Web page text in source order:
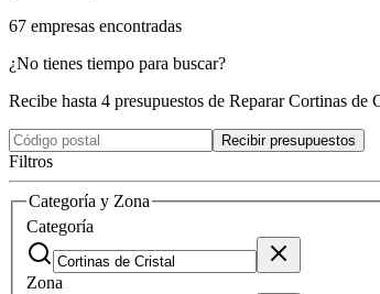
67 empresas encontradas
¿No tienes tiempo para buscar?
Recibe hasta 4 presupuestos de Reparar Cortinas de
Recibir presupuestos
Filtros
Categoría y Zona
Categoría
Zona